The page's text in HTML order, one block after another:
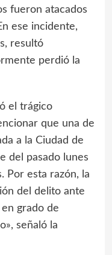
fueron atacados
ese incidente,
resultó
perdió la
el trágico
que una de
a la Ciudad de
del pasado lunes
Por esta razón, la
del delito ante
grado de
señaló la